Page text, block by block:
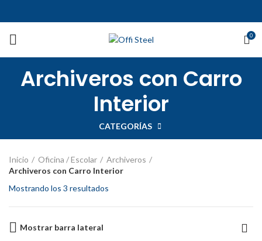
0
Archiveros con Carro
Interior
CATEGORÍAS
Inicio Oficina / Escolar
Archiveros
Archiveros con Carro Interior
Mostrando los 3 resultados
Mostrar barra lateral